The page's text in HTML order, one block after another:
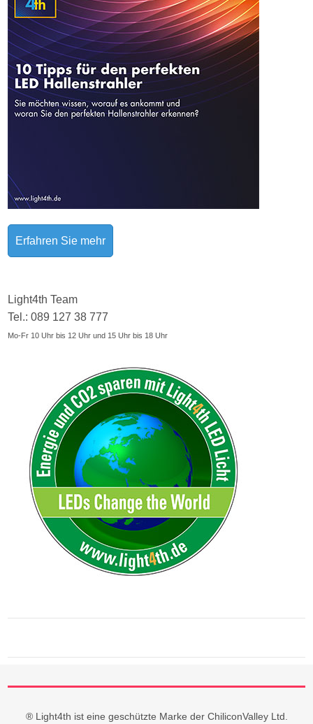
Erfahren Sie mehr
Light4th Team
Tel.: 089 127 38 777
Mo-Fr 10 Uhr bis 12 Uhr und 15 Uhr bis 18 Uhr
® Light4th ist eine geschützte Marke der ChiliconValley Ltd.